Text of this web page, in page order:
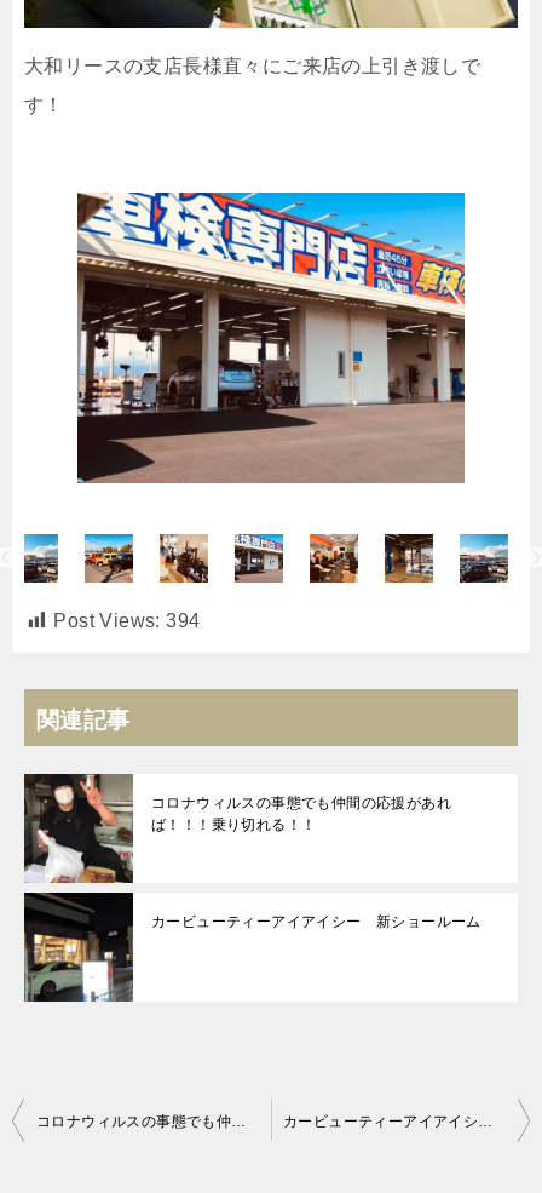
大和リースの支店長様直々にご来店の上引き渡しで
す！
Post Views: 394
関連記事
コロナウィルスの事態でも仲間の応援があれ
ば！！！乗り切れる！！
カービューティーアイアイシー 新ショールーム
投
コロナウィルスの事態でも仲間の応援があれば！！！乗り切れる！！ カービューティーアイアイシー 新ショールーム